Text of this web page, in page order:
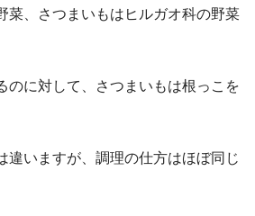
菜、さつまいもはヒルガオ科の野菜
のに対して、さつまいもは根っこを
違いますが、調理の仕方はほぼ同じ